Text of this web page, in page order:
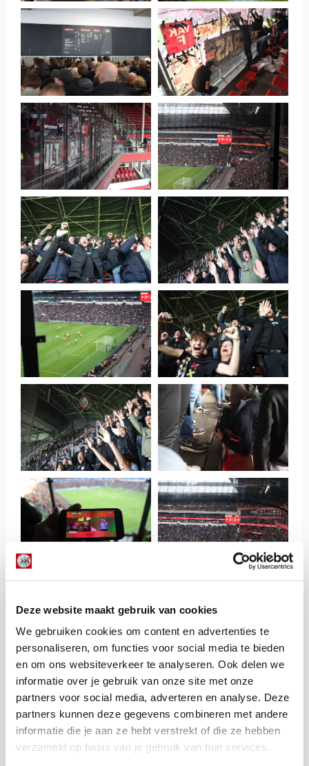
Deze website maakt gebruik van cookies
We gebruiken cookies om content en advertenties te
personaliseren, om functies voor social media te bieden
en om ons websiteverkeer te analyseren. Ook delen we
informatie over je gebruik van onze site met onze
partners voor social media, adverteren en analyse. Deze
partners kunnen deze gegevens combineren met andere
informatie die je aan ze hebt verstrekt of die ze hebben
verzameld op basis van je gebruik van hun services.